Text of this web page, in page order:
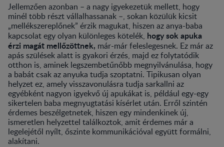
Jellemzően azonban – a nagy igyekezetük mellett, hogy
minél több részt vállalhassanak –, sokan közülük kicsit
„mellékszereplőnek” érzik magukat, hiszen az anya-baba
kapcsolat egy olyan különleges kötelék, hogy sok apuka
érzi magát mellőzöttnek, már-már feleslegesnek. Ez már az
apás szülések alatt is gyakori érzés, majd ez folytatódik
otthon is, aminek legszembetűnőbb megnyilvánulása, hogy
a babát csak az anyuka tudja szoptatni. Tipikusan olyan
helyzet ez, amely visszavonulásra tudja sarkallni az
egyébként nagyon igyekvő új apukákat is, például egy-egy
sikertelen baba megnyugtatási kísérlet után. Erről szintén
érdemes beszélgetnetek, hiszen egy mindenkinek új,
ismeretlen helyzettel találkoztok, amit érdemes már a
legelejétől nyílt, őszinte kommunikációval együtt formálni,
alakítani.